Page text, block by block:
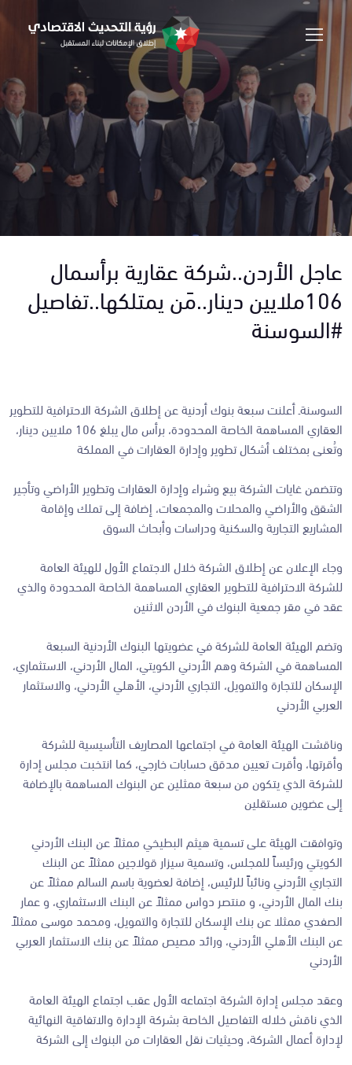
عاجل الأردن..شركة عقارية برأسمال
106ملايين دينار..مَن يمتلكها..تفاصيل
#السوسنة
السوسنةـ أعلنت سبعة بنوك أردنية عن إطلاق الشركة الاحترافية للتطوير
العقاري المساهمة الخاصة المحدودة، برأس مال يبلغ 106 ملايين دينار،
وتُعنى بمختلف أشكال تطوير وإدارة العقارات في المملكة
وتتضمن غايات الشركة بيع وشراء وإدارة العقارات وتطوير الأراضي وتأجير
الشقق والأراضي والمحلات والمجمعات، إضافة إلى تملك وإقامة
المشاريع التجارية والسكنية ودراسات وأبحاث السوق
وجاء الإعلان عن إطلاق الشركة خلال الاجتماع الأول للهيئة العامة
للشركة الاحترافية للتطوير العقاري المساهمة الخاصة المحدودة والذي
عقد في مقر جمعية البنوك في الأردن الاثنين
وتضم الهيئة العامة للشركة في عضويتها البنوك الأردنية السبعة
المساهمة في الشركة وهم الأردني الكويتي، المال الأردني، الاستثماري،
الإسكان للتجارة والتمويل، التجاري الأردني، الأهلي الأردني، والاستثمار
العربي الأردني
وناقشت الهيئة العامة في اجتماعها المصاريف التأسيسية للشركة
وأقرتها، وأقرت تعيين مدقق حسابات خارجي، كما انتخبت مجلس إدارة
للشركة الذي يتكون من سبعة ممثلين عن البنوك المساهمة بالإضافة
إلى عضوين مستقلين
وتوافقت الهيئة على تسمية هيثم البطيخي ممثلاً عن البنك الأردني
الكويتي ورئيساً للمجلس، وتسمية سيزار قولاجين ممثلاً عن البنك
التجاري الأردني ونائباً للرئيس، إضافة لعضوية باسم السالم ممثلاً عن
بنك المال الأردني، و منتصر دواس ممثلاً عن البنك الاستثماري، و عمار
الصفدي ممثلا عن بنك الإسكان للتجارة والتمويل، ومحمد موسى ممثلاً
عن البنك الأهلي الأردني، ورائد مصيص ممثلاً عن بنك الاستثمار العربي
الأردني
وعقد مجلس إدارة الشركة اجتماعه الأول عقب اجتماع الهيئة العامة
الذي ناقش خلاله التفاصيل الخاصة بشركة الإدارة والاتفاقية النهائية
لإدارة أعمال الشركة، وحيثيات نقل العقارات من البنوك إلى الشركة